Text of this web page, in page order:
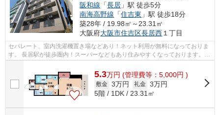
阪和線 「長居 」駅 徒歩5分
南海高野線 「住吉東 」駅 徒歩18分
築28年 / 19.98㎡～23.31㎡
大阪府大阪市住吉区長居西 １丁目
セパレート、室内洗濯機置き場などあり！ネット利用が無料になっておりま
す。 長居駅が徒歩圏内！スーパーなどもあり住みやすくなっております。近
隣、バイク置き場、駐車場空きあり...
5.3万円 (管理費等：5,000円 )
敷金 3万円 礼金 3万円
5階 / 1DK / 23.31㎡